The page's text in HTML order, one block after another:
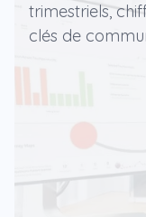
trimestriels,
clés de